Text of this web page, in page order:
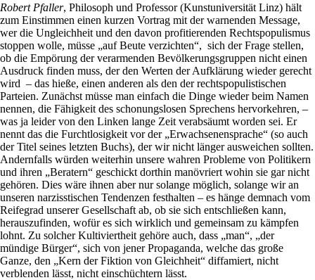
Robert Pfaller, Philosoph und Professor (Kunstuniversität Linz) hält
zum Einstimmen einen kurzen Vortrag mit der warnenden Message,
wer die Ungleichheit und den davon profitierenden Rechtspopulismus
stoppen wolle, müsse „auf Beute verzichten“, sich der Frage stellen,
ob die Empörung der verarmenden Bevölkerungsgruppen nicht einen
Ausdruck finden muss, der den Werten der Aufklärung wieder gerecht
wird – das hieße, einen anderen als den der rechtspopulistischen
Parteien. Zunächst müsse man einfach die Dinge wieder beim Namen
nennen, die Fähigkeit des schonungslosen Sprechens hervorkehren, –
was ja leider von den Linken lange Zeit verabsäumt worden sei. Er
nennt das die Furchtlosigkeit vor der „Erwachsenensprache“ (so auch
der Titel seines letzten Buchs), der wir nicht länger ausweichen sollten.
Andernfalls würden weiterhin unsere wahren Probleme von Politikern
und ihren „Beratern“ geschickt dorthin manövriert wohin sie gar nicht
gehören. Dies wäre ihnen aber nur solange möglich, solange wir an
unseren narzisstischen Tendenzen festhalten – es hänge demnach vom
Reifegrad unserer Gesellschaft ab, ob sie sich entschließen kann,
herauszufinden, wofür es sich wirklich und gemeinsam zu kämpfen
lohnt. Zu solcher Kultiviertheit gehöre auch, dass „man“, „der
mündige Bürger“, sich von jener Propaganda, welche das große
Ganze, den „Kern der Fiktion von Gleichheit“ diffamiert, nicht
verblenden lässt, nicht einschüchtern lässt.